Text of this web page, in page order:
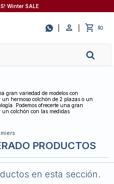
Winter SALE
 $0
gran variedad de modelos con
un hermoso colchón de 2 plazas o un
Podemos ofrecerte una gran
un colchón con las medidas
PRODUCTOS
en esta sección.